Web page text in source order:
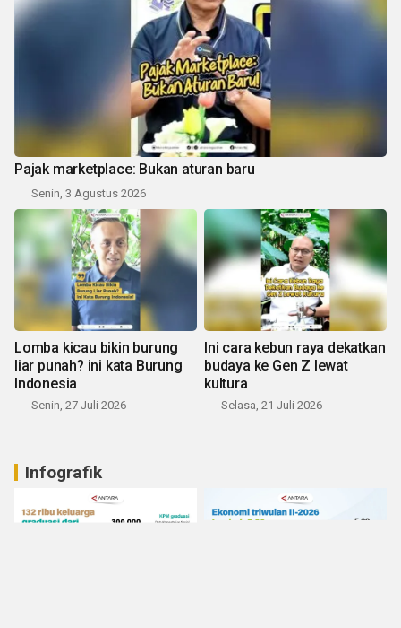
Pajak marketplace: Bukan aturan baru
Senin, 3 Agustus 2026
Lomba kicau bikin burung
liar punah? ini kata Burung
Indonesia
Senin, 27 Juli 2026
Ini cara kebun raya dekatkan
budaya ke Gen Z lewat
kultura
Selasa, 21 Juli 2026
Infografik